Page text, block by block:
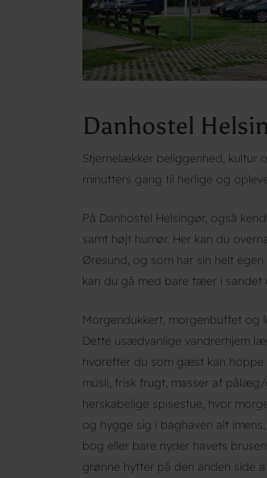
Danhostel
Stjernelækker beliggenhed, kultur
minutters gang til herlige og
På Danhostel Helsingør, også
samt højt humør. Her kan du
Øresund, og som har sin helt
kan du gå med bare tæer i sandet
Morgendukkert, morgenbuffet og
Dette usædvanlige vandrerhjem
hvorefter du som gæst kan
müsli, frisk frugt, masser af
herskabelige spisestue, hvor
og hygge sig i baghaven alt
bog eller bare nyder havets
grønne hytter på den anden side